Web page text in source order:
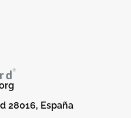
28016, España